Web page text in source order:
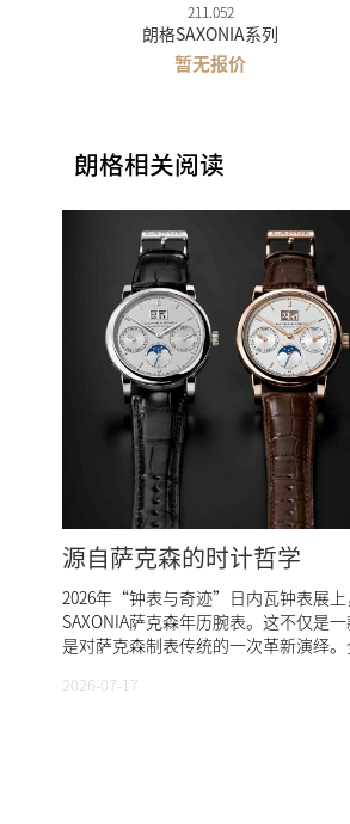
211.052
朗格SAXONIA系列
暂无报价
朗格相关阅读
源自萨克森的时计哲学
2026年“钟表与奇迹”日内瓦钟表展上
SAXONIA萨克森年历腕表。这不仅是
是对萨克森制表传统的一次革新演绎
2026-07-17